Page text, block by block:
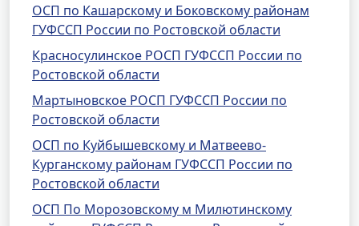
ОСП по Кашарскому и Боковскому районам
ГУФССП России по Ростовской области
Красносулинское РОСП ГУФССП России по
Ростовской области
Мартыновское РОСП ГУФССП России по
Ростовской области
ОСП по Куйбышевскому и Матвеево-
Курганскому районам ГУФССП России по
Ростовской области
ОСП По Морозовскому м Милютинскому